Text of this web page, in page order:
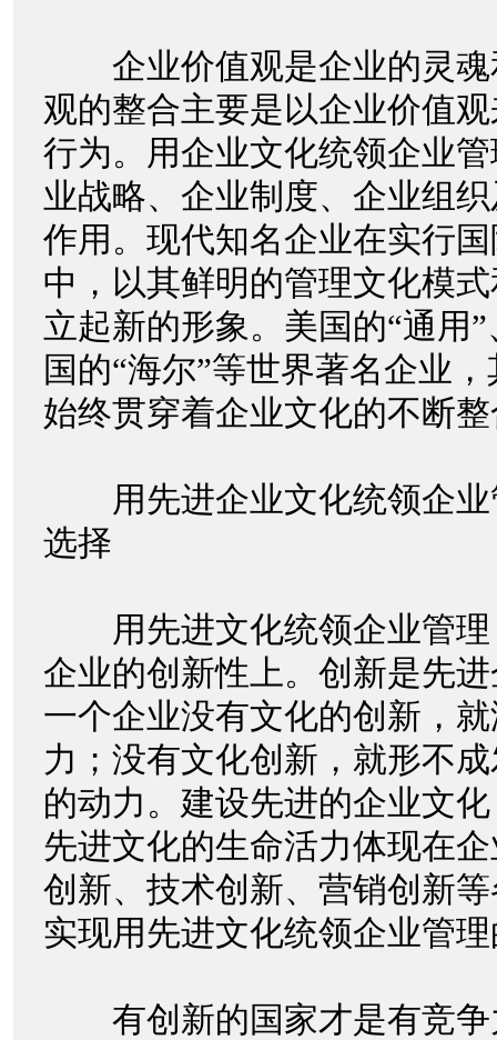
企业价值观是企业的灵魂
观的整合主要是以企业价值
行为。用企业文化统领企业
业战略、企业制度、企业组
作用。现代知名企业在实行
中，以其鲜明的管理文化模
立起新的形象。美国的“通用
国的“海尔”等世界著名企业
始终贯穿着企业文化的不断
用先进企业文化统领企业
选择
用先进文化统领企业管理
企业的创新性上。创新是先
一个企业没有文化的创新，
力；没有文化创新，就形不
的动力。建设先进的企业文
先进文化的生命活力体现在
创新、技术创新、营销创新
实现用先进文化统领企业管
有创新的国家才是有竞争